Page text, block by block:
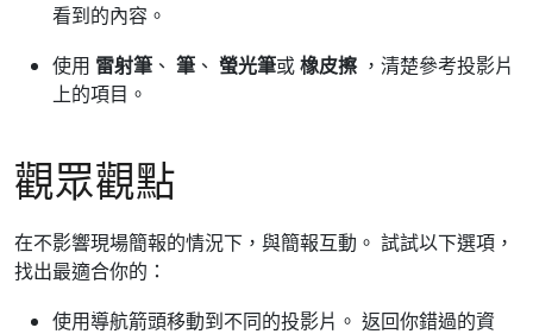
看到的內容。
使用 雷射筆 、 筆 、 螢光筆或橡皮擦，清楚參考投影片
上的項目。
觀眾觀點
在不影響現場簡報的情況下，與簡報互動。 試試以下選項，
找出最適合你的：
使用導航箭頭移動到不同的投影片。 返回你錯過的資